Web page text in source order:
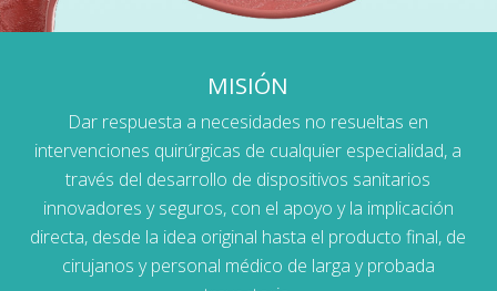
MISIÓN
Dar respuesta a necesidades no resueltas en
intervenciones quirúrgicas de cualquier especialidad, a
través del desarrollo de dispositivos sanitarios
innovadores y seguros, con el apoyo y la implicación
directa, desde la idea original hasta el producto final, de
cirujanos y personal médico de larga y probada